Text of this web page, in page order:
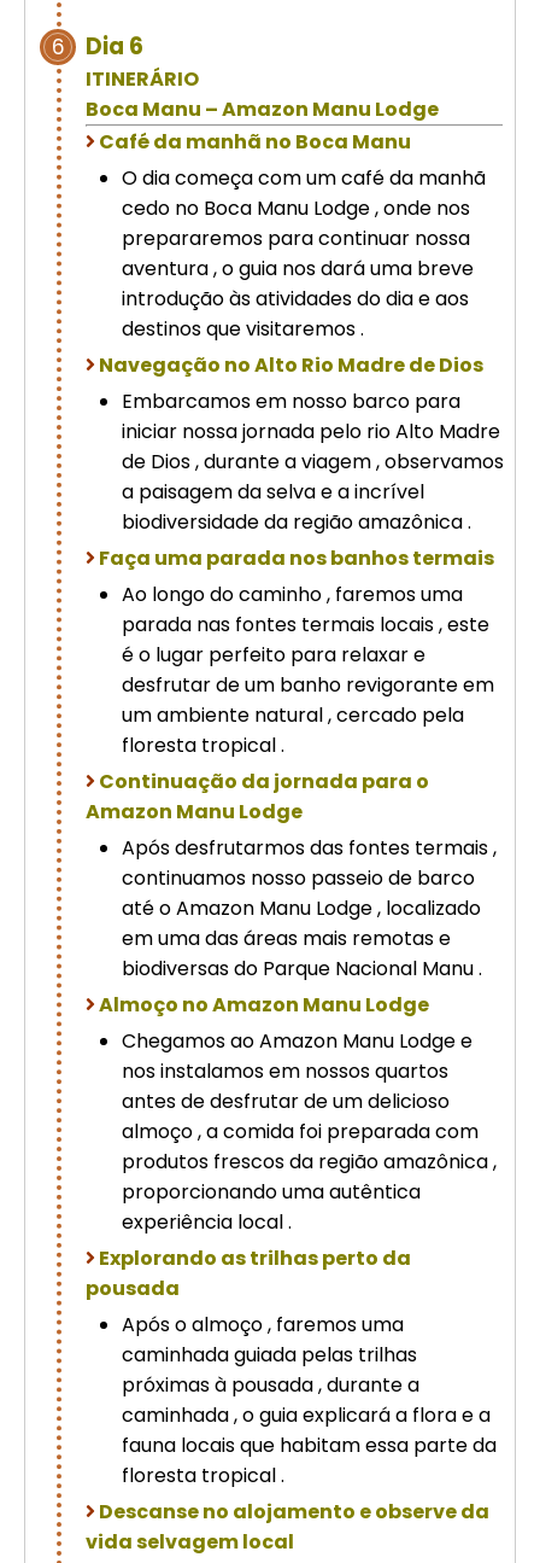
6 Dia 6
ITINERÁRIO
Boca Manu – Amazon Manu Lodge
Café da manhã no Boca Manu
O dia começa com um café da manhã
cedo no Boca Manu Lodge , onde nos
prepararemos para continuar nossa
aventura , o guia nos dará uma breve
introdução às atividades do dia e aos
destinos que visitaremos .
Navegação no Alto Rio Madre de Dios
Embarcamos em nosso barco para
iniciar nossa jornada pelo rio Alto Madre
de Dios , durante a viagem , observamos
a paisagem da selva e a incrível
biodiversidade da região amazônica .
Faça uma parada nos banhos termais
Ao longo do caminho , faremos uma
parada nas fontes termais locais , este
é o lugar perfeito para relaxar e
desfrutar de um banho revigorante em
um ambiente natural , cercado pela
floresta tropical .
Continuação da jornada para o
Amazon Manu Lodge
Após desfrutarmos das fontes termais ,
continuamos nosso passeio de barco
até o Amazon Manu Lodge , localizado
em uma das áreas mais remotas e
biodiversas do Parque Nacional Manu .
Almoço no Amazon Manu Lodge
Chegamos ao Amazon Manu Lodge e
nos instalamos em nossos quartos
antes de desfrutar de um delicioso
almoço , a comida foi preparada com
produtos frescos da região amazônica ,
proporcionando uma autêntica
experiência local .
Explorando as trilhas perto da
pousada
Após o almoço , faremos uma
caminhada guiada pelas trilhas
próximas à pousada , durante a
caminhada , o guia explicará a flora e a
fauna locais que habitam essa parte da
floresta tropical .
Descanse no alojamento e observe da
vida selvagem local